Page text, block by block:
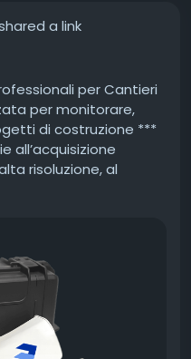
a link
per Cantieri
per monitorare,
di costruzione ***
all’acquisizione
risoluzione, al
cloud e
di seguire
direttori dei lavori,
lapse
dettagliati e report
operativa, la
gestione del cantiere.